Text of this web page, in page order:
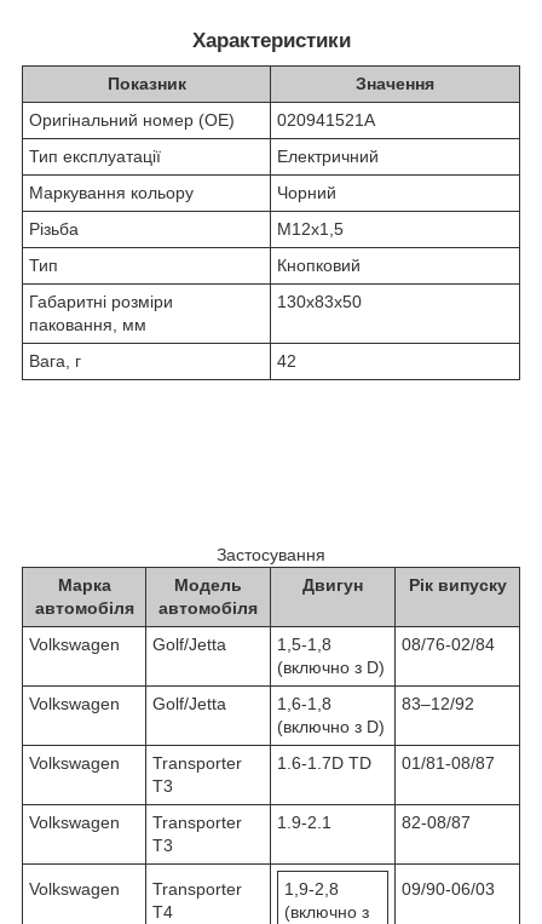
Характеристики
Показник
Значення
Оригінальний номер (OE)
020941521A
Тип експлуатації
Електричний
Маркування кольору
Чорний
Різьба
М12х1,5
Тип
Кнопковий
Габаритні розміри
паковання, мм
130х83х50
Вага, г 42
Застосування
Марка
автомобіля
Модель
автомобіля
Двигун Рік випуску
Volkswagen Golf/Jetta
1,5-1,8
(включно з D)
08/76-02/84
Volkswagen Golf/Jetta
1,6-1,8
(включно з D)
83–12/92
Volkswagen
Transporter
T3
1.6-1.7D TD 01/81-08/87
Volkswagen
Transporter
T3
1.9-2.1 82-08/87
Volkswagen
Transporter
T4
1,9-2,8
(включно з
09/90-06/03